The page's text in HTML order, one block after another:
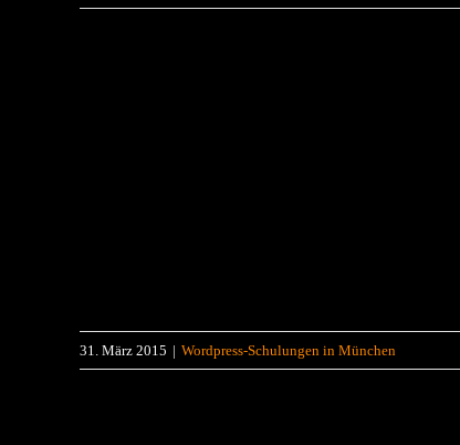
31. März 2015 | Wordpress-Schulungen in München